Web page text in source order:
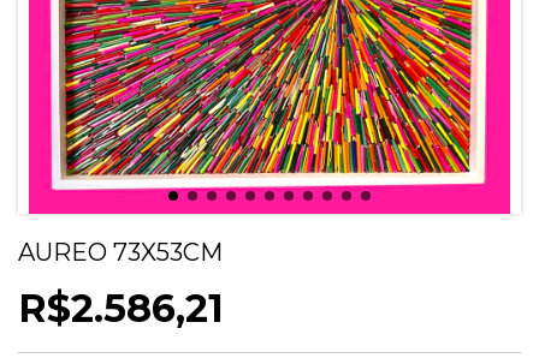
AUREO 73X53CM
R$2.586,21